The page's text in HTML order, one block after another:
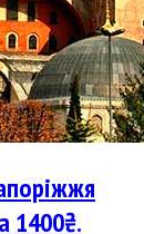
1400₴.